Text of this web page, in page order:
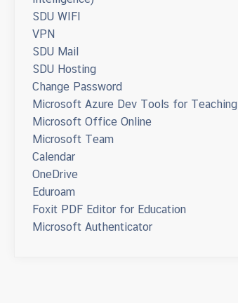
SDU WIFI
VPN
SDU Mail
SDU Hosting
Change Password
Microsoft Azure Dev Tools for Teaching
Microsoft Office Online
Microsoft Team
Calendar
OneDrive
Eduroam
Foxit PDF Editor for Education
Microsoft Authenticator